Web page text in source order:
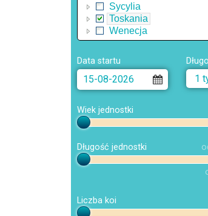
Sycylia
Toskania
Wenecja
Data startu
Wiek jednostki
Długość jednostki
Liczba koi